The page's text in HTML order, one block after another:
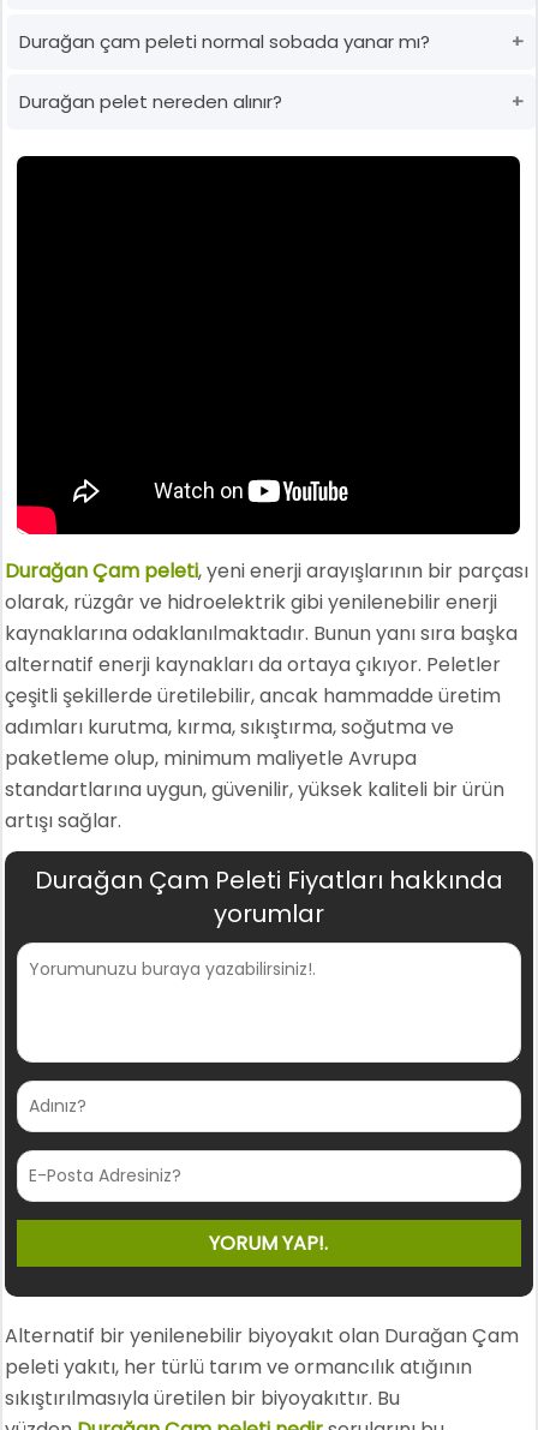
Durağan çam peleti normal sobada yanar mı?
Durağan pelet nereden alınır?
Durağan Çam peleti, yeni enerji arayışlarının bir parçası
olarak, rüzgâr ve hidroelektrik gibi yenilenebilir enerji
kaynaklarına odaklanılmaktadır. Bunun yanı sıra başka
alternatif enerji kaynakları da ortaya çıkıyor. Peletler
çeşitli şekillerde üretilebilir, ancak hammadde üretim
adımları kurutma, kırma, sıkıştırma, soğutma ve
paketleme olup, minimum maliyetle Avrupa
standartlarına uygun, güvenilir, yüksek kaliteli bir ürün
artışı sağlar.
Durağan Çam Peleti Fiyatları hakkında
yorumlar
Alternatif bir yenilenebilir biyoyakıt olan Durağan Çam
peleti yakıtı, her türlü tarım ve ormancılık atığının
sıkıştırılmasıyla üretilen bir biyoyakıttır. Bu